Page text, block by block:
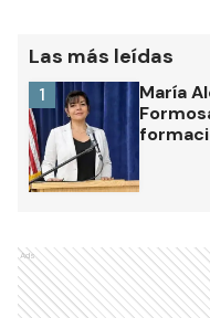
Las más leídas
María
1
Ads